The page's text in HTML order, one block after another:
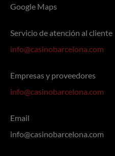
Google Maps
Servicio de atención al cliente
info@casinobarcelona.com
Empresas y proveedores
info@casinobarcelona.com
Email
info@casinobarcelona.com